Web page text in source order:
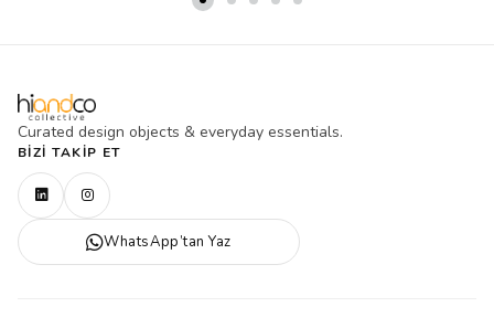
Curated design objects & everyday essentials.
BIZI TAKIP ET
WhatsApp’tan Yaz